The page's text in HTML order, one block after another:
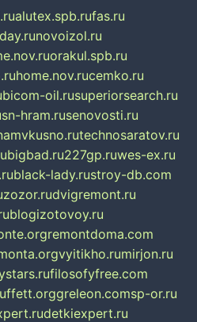
alutex.spb.rufas.ru
novoizol.ru
orakul.spb.ru
home.nov.rucemko.ru
bicom-oil.rusuperiorsearch.ru
sn-hram.rusenovosti.ru
technosaratov.ru
bigbad.ru227gp.ruwes-ex.ru
black-lady.rustroy-db.com
zozor.rudvigremont.ru
blogizotovoy.ru
remontdoma.com
vyitikho.rumirjon.ru
filosofyfree.com
greleon.comsp-or.ru
detkiexpert.ru